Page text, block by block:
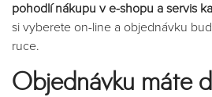
pohodlí nákupu v e-shopu a servis
si vyberete on-line a objednávku
ruce.
Objednávku máte